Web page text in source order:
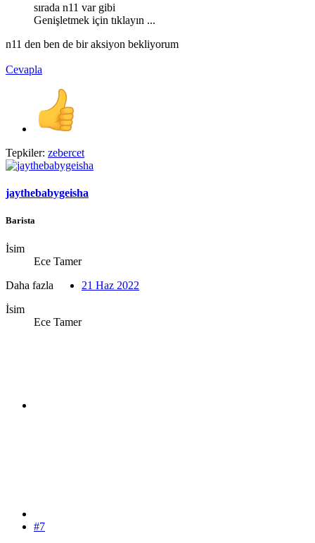
sırada n11 var gibi
Genişletmek için tıklayın ...
n11 den ben de bir aksiyon bekliyorum
Cevapla
Tepkiler: zebercet
jaythebabygeisha
Barista
İsim
Ece Tamer
Daha fazla
İsim
Ece Tamer
21 Haz 2022
#7